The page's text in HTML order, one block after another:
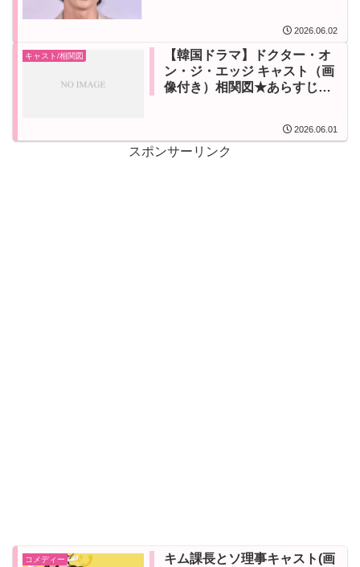
2026.06.02
キャスト/相関図
【韓国ドラマ】ドクター・オ
ン・ジ・エッジ キャスト（画
像付き）相関図★あらすじを
2026.06.01
スポンサーリンク
コメディー
キム課長とソ理事キャスト(画